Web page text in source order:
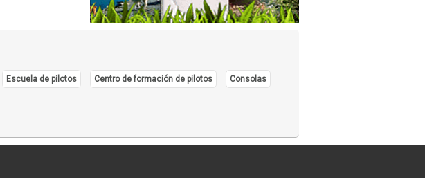
Escuela de pilotos Centro de formación de pilotos Consolas